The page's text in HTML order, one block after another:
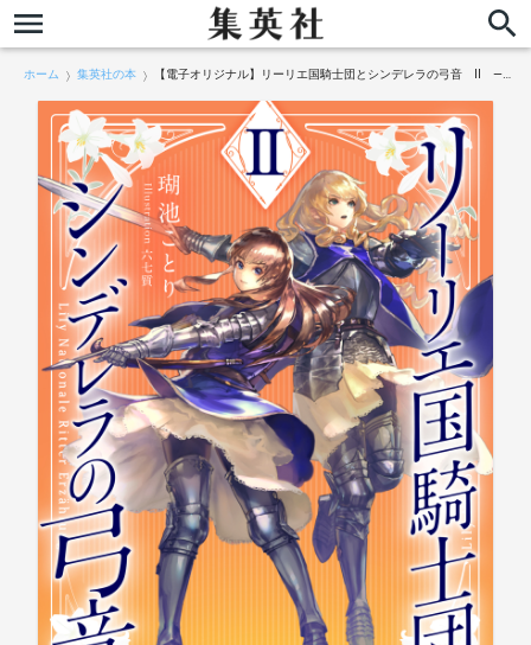
ホーム 集英社の本 【電子オリジナル】リーリエ国騎士団とシンデレラの弓音 II ―二人の射手―